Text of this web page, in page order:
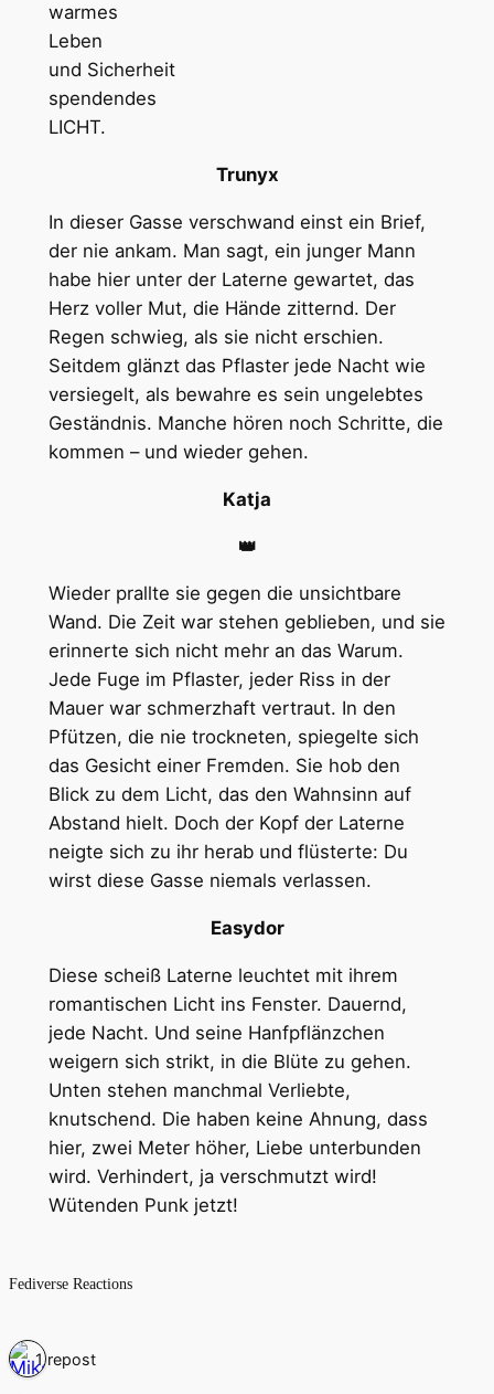
warmes
Leben
und Sicherheit
spendendes
LICHT.
Trunyx
In dieser Gasse verschwand einst ein Brief,
der nie ankam. Man sagt, ein junger Mann
habe hier unter der Laterne gewartet, das
Herz voller Mut, die Hände zitternd. Der
Regen schwieg, als sie nicht erschien.
Seitdem glänzt das Pflaster jede Nacht wie
versiegelt, als bewahre es sein ungelebtes
Geständnis. Manche hören noch Schritte, die
kommen – und wieder gehen.
Katja
👑
Wieder prallte sie gegen die unsichtbare
Wand. Die Zeit war stehen geblieben, und sie
erinnerte sich nicht mehr an das Warum.
Jede Fuge im Pflaster, jeder Riss in der
Mauer war schmerzhaft vertraut. In den
Pfützen, die nie trockneten, spiegelte sich
das Gesicht einer Fremden. Sie hob den
Blick zu dem Licht, das den Wahnsinn auf
Abstand hielt. Doch der Kopf der Laterne
neigte sich zu ihr herab und flüsterte: Du
wirst diese Gasse niemals verlassen.
Easydor
Diese scheiß Laterne leuchtet mit ihrem
romantischen Licht ins Fenster. Dauernd,
jede Nacht. Und seine Hanfpflänzchen
weigern sich strikt, in die Blüte zu gehen.
Unten stehen manchmal Verliebte,
knutschend. Die haben keine Ahnung, dass
hier, zwei Meter höher, Liebe unterbunden
wird. Verhindert, ja verschmutzt wird!
Wütenden Punk jetzt!
Fediverse Reactions
1 repost